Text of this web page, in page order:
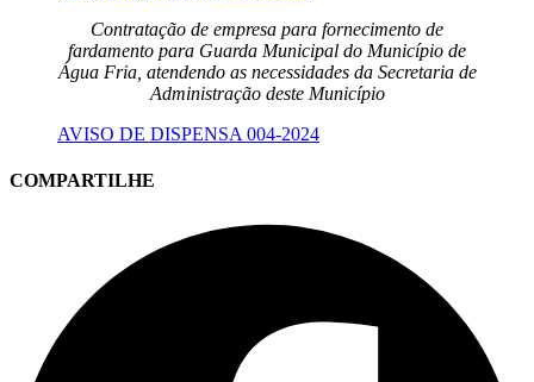
Contratação de empresa para fornecimento de
fardamento para Guarda Municipal do Município de
Água Fria, atendendo as necessidades da Secretaria de
Administração deste Município
AVISO DE DISPENSA 004-2024
COMPARTILHE